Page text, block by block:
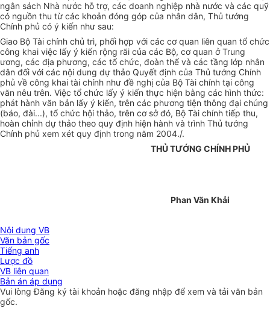
ngân sách Nhà nước hỗ trợ, các doanh nghiệp nhà nước và các quỹ
có nguồn thu từ các khoản đóng góp của nhân dân, Thủ tướng
Chính phủ có ý kiến như sau:
Giao Bộ Tài chính chủ trì, phối hợp với các cơ quan liên quan tổ chức
công khai việc lấy ý kiến rộng rãi của các Bộ, cơ quan ở Trung
ương, các địa phương, các tổ chức, đoàn thể và các tầng lớp nhân
dân đối với các nội dung dự thảo Quyết định của Thủ tướng Chính
phủ về công khai tài chính như đề nghị của Bộ Tài chính tại công
văn nêu trên. Việc tổ chức lấy ý kiến thực hiện bằng các hình thức:
phát hành văn bản lấy ý kiến, trên các phương tiện thông đại chúng
(báo, đài...), tổ chức hội thảo, trên cơ sở đó, Bộ Tài chính tiếp thu,
hoàn chỉnh dự thảo theo quy định hiện hành và trình Thủ tướng
Chính phủ xem xét quy định trong năm 2004./.
THỦ TƯỚNG CHÍNH PHỦ
Phan Văn Khải
Nội dung VB
Văn bản gốc
Tiếng anh
Lược đồ
VB liên quan
Bản án áp dụng
Vui lòngĐăng ký tài khoản hoặc đăng nhập để xem và tải văn bản
gốc.